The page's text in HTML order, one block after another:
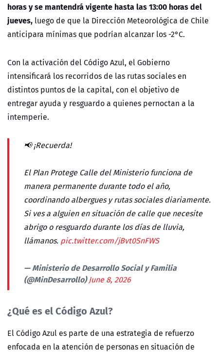
horas y se mantendrá vigente hasta las 13:00 horas del
jueves, luego de que la Dirección Meteorológica de Chile
anticipara mínimas que podrían alcanzar los -2°C.
Con la activación del Código Azul, el Gobierno
intensificará los recorridos de las rutas sociales en
distintos puntos de la capital, con el objetivo de
entregar ayuda y resguardo a quienes pernoctan a la
intemperie.
📢 ¡Recuerda!
El Plan Protege Calle del Ministerio funciona de
manera permanente durante todo el año,
coordinando albergues y rutas sociales diariamente.
Si ves a alguien en situación de calle que necesite
abrigo o resguardo durante los días de lluvia,
llámanos. pic.twitter.com/jBvt0SnFWS
— Ministerio de Desarrollo Social y Familia
(@MinDesarrollo)June 8, 2026
¿Qué es el Código Azul?
El Código Azul es parte de una estrategia de refuerzo
enfocada en la atención de personas en situación de